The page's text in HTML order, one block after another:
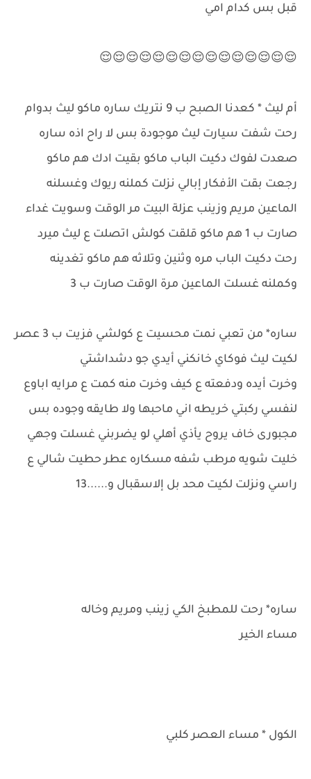
قبل بس كدام امي
😌😌😌😌😌😌😌😌😌😌😌😌😌😌😌
أم ليث * كعدنا الصبح ب 9 نتريك ساره ماكو ليث بدوام
رحت شفت سيارت ليث موجودة بس لا راح اذه ساره
صعدت لفوك دكيت الباب ماكو بقيت ادك هم ماكو
رجعت بقت الأفكار إبالي نزلت كملنه ريوك وغسلنه
الماعين مريم وزينب عزلة البيت مر الوقت وسويت غداء
صارت ب 1 هم ماكو قلقت كولش اتصلت ع ليث ميرد
رحت دكيت الباب مره وثنين وتلاثه هم ماكو تغدينه
وكملنه غسلت الماعين مرة الوقت صارت ب 3
ساره* من تعبي نمت محسيت ع كولشي فزيت ب 3 عصر
لكيت ليث فوكاي خانكني أيدي جو دشداشتي
وخرت أيده ودفعته ع كيف وخرت منه كمت ع مرايه اباوع
لنفسي ركبتي خريطه اني ماحبها ولا طايقه وجوده بس
مجبورى خاف يروح يأذي أهلي لو يضربني غسلت وجهي
خليت شويه مرطب شفه مسكاره عطر حطيت شالي ع
راسي ونزلت لكيت محد بل إلاسقبال و......13
ساره* رحت للمطبخ الكي زينب ومريم وخاله
مساء الخير
الكول * مساء العصر كلبي